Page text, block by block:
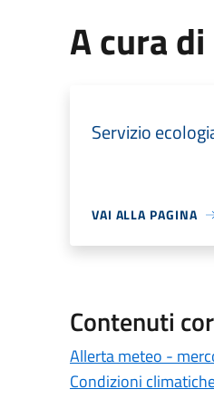
A cura di
Servizio
VAI ALLA PAGINA
Contenuti
Allerta meteo -
Condizioni